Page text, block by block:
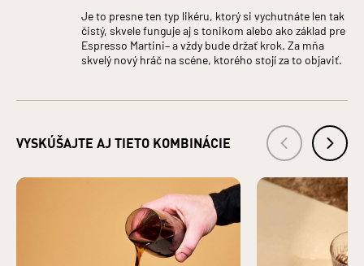
VÝROBCA: TATRA DISTILLERY s. r. o., Pradiareň 40, 060 01
Kežmarok IČO: 43937721
DISTRIBÚTOR: KARLOFF s. r. o., Pradiareň 40, 060 01
Je to presne ten typ likéru, ktorý si vychutnáte len tak
čistý, skvele funguje aj s tonikom alebo ako základ pre
Espresso Martini– a vždy bude držať krok. Za mňa
skvelý nový hráč na scéne, ktorého stojí za to objaviť.
VYSKÚŠAJTE AJ TIETO KOMBINÁCIE